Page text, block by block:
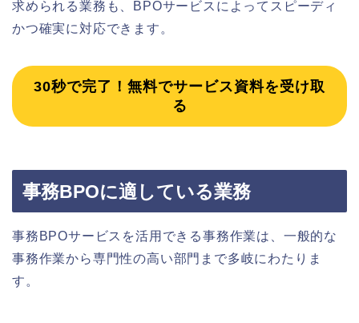
求められる業務も、BPOサービスによってスピーディ
かつ確実に対応できます。
30秒で完了！無料でサービス資料を受け取
る
事務BPOに適している業務
事務BPOサービスを活用できる事務作業は、一般的な
事務作業から専門性の高い部門まで多岐にわたりま
す。